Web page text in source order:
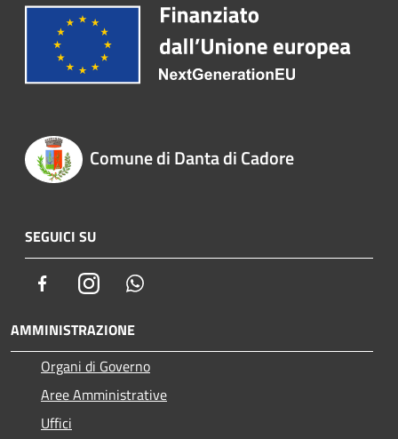
Comune di Danta di Cadore
SEGUICI SU
FacebookInstagram
AMMINISTRAZIONE
Organi di Governo
Aree Amministrative
Uffici